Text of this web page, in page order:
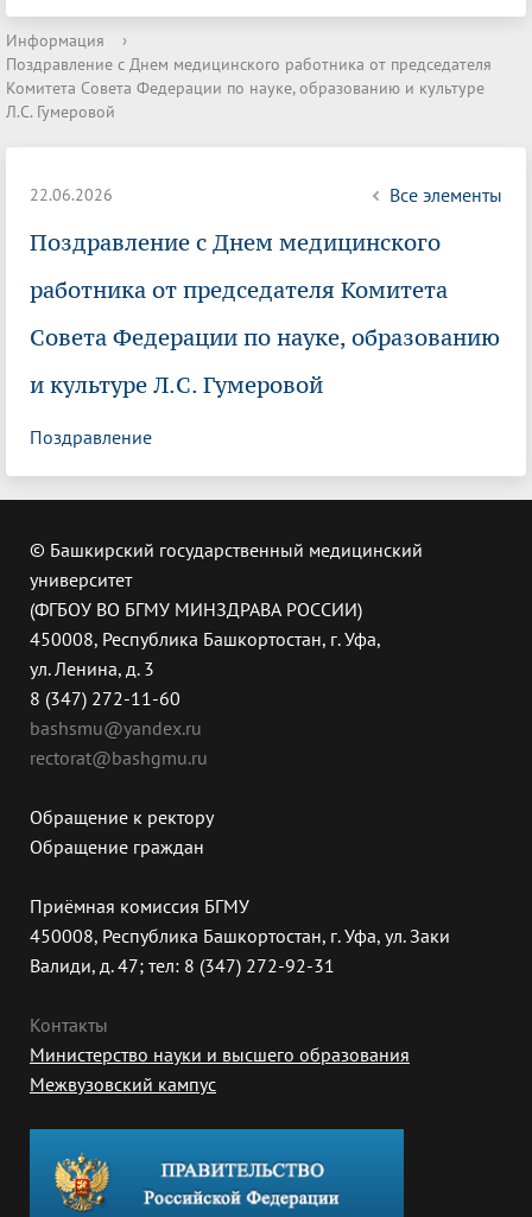
Информация
›
Поздравление с Днем медицинского работника от председателя
Комитета Совета Федерации по науке, образованию и культуре
Л.С. Гумеровой
22.06.2026 Все элементы
Поздравление с Днем медицинского
работника от председателя Комитета
Совета Федерации по науке, образованию
и культуре Л.С. Гумеровой
Поздравление
© Башкирский государственный медицинский
университет
(ФГБОУ ВО БГМУ МИНЗДРАВА РОССИИ)
450008, Республика Башкортостан, г. Уфа,
ул. Ленина, д. 3
8 (347) 272-11-60
bashsmu@yandex.ru
rectorat@bashgmu.ru
Обращение к ректору
Обращение граждан
Приёмная комиссия БГМУ
450008, Республика Башкортостан, г. Уфа, ул. Заки
Валиди, д. 47; тел: 8 (347) 272-92-31
Контакты
Министерство науки и высшего образования
Межвузовский кампус